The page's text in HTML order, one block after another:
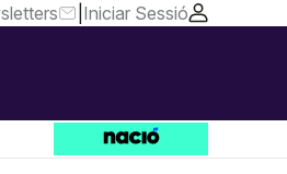
Iniciar Sessió